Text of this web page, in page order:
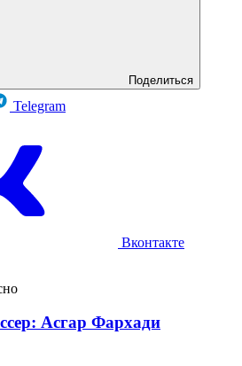
Поделиться
Telegram
Вконтакте
Асгар Фархади